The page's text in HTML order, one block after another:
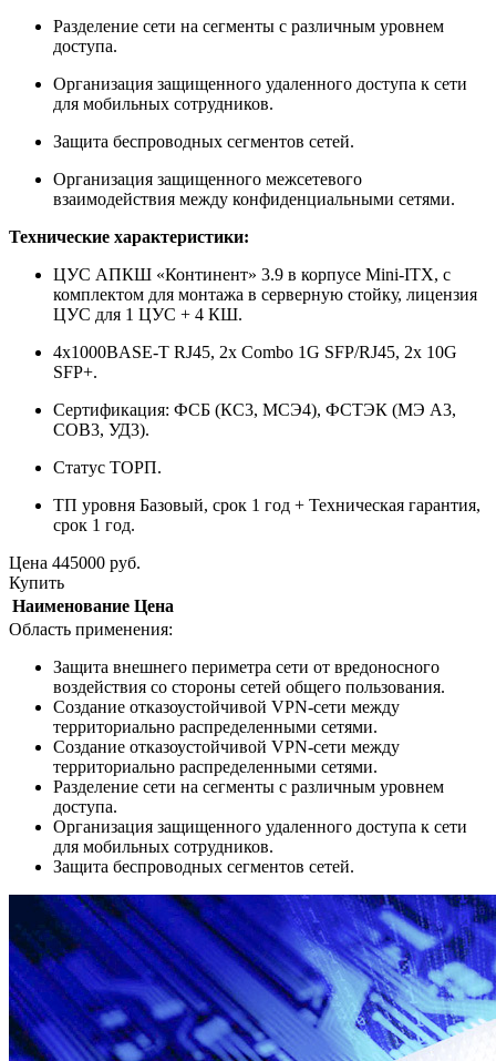
Разделение сети на сегменты с различным уровнем
доступа.
Организация защищенного удаленного доступа к сети
для мобильных сотрудников.
Защита беспроводных сегментов сетей.
Организация защищенного межсетевого
взаимодействия между конфиденциальными сетями.
Технические характеристики:
ЦУС АПКШ «Континент» 3.9 в корпусе Mini-ITX, с
комплектом для монтажа в серверную стойку, лицензия
ЦУС для 1 ЦУС + 4 КШ.
4x1000BASE-T RJ45, 2x Combo 1G SFP/RJ45, 2x 10G
SFP+.
Сертификация: ФСБ (КС3, МСЭ4), ФСТЭК (МЭ А3,
СОВ3, УД3).
Статус ТОРП.
ТП уровня Базовый, срок 1 год + Техническая гарантия,
срок 1 год.
Цена 445000 руб.
Купить
Наименование Цена
Область применения:
Защита внешнего периметра сети от вредоносного
воздействия со стороны сетей общего пользования.
Создание отказоустойчивой VPN-сети между
территориально распределенными сетями.
Создание отказоустойчивой VPN-сети между
территориально распределенными сетями.
Разделение сети на сегменты с различным уровнем
доступа.
Организация защищенного удаленного доступа к сети
для мобильных сотрудников.
Защита беспроводных сегментов сетей.